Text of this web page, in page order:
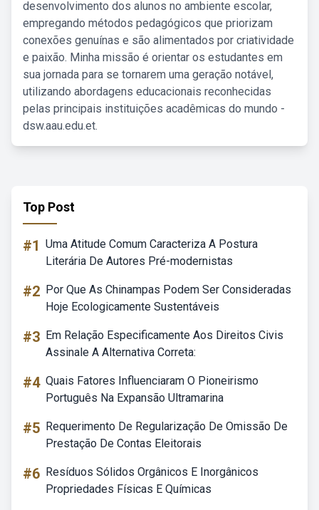
desenvolvimento dos alunos no ambiente escolar,
empregando métodos pedagógicos que priorizam
conexões genuínas e são alimentados por criatividade
e paixão. Minha missão é orientar os estudantes em
sua jornada para se tornarem uma geração notável,
utilizando abordagens educacionais reconhecidas
pelas principais instituições acadêmicas do mundo -
dsw.aau.edu.et.
Top Post
#1 Uma Atitude Comum Caracteriza A Postura
Literária De Autores Pré-modernistas
#2 Por Que As Chinampas Podem Ser Consideradas
Hoje Ecologicamente Sustentáveis
#3 Em Relação Especificamente Aos Direitos Civis
Assinale A Alternativa Correta:
#4 Quais Fatores Influenciaram O Pioneirismo
Português Na Expansão Ultramarina
#5 Requerimento De Regularização De Omissão De
Prestação De Contas Eleitorais
#6 Resíduos Sólidos Orgânicos E Inorgânicos
Propriedades Físicas E Químicas